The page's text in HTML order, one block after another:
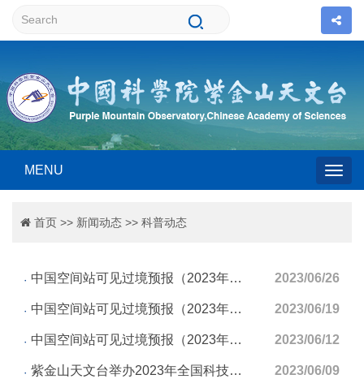
MENU
首页 >> 新闻动态 >> 科普动态
中国空间站可见过境预报（2023年06月26日至2023年07月02日） 2023/06/26
中国空间站可见过境预报（2023年06月19日至2023年06月25日） 2023/06/19
中国空间站可见过境预报（2023年06月12日至2023年06月18日） 2023/06/12
紫金山天文台举办2023年全国科技周活动 2023/06/09